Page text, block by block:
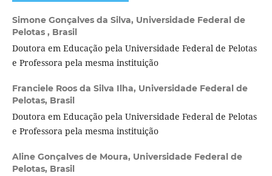
Simone Gonçalves da Silva, Universidade Federal de
Pelotas , Brasil
Doutora em Educação pela Universidade Federal de Pelotas
e Professora pela mesma instituição
Franciele Roos da Silva Ilha, Universidade Federal de
Pelotas, Brasil
Doutora em Educação pela Universidade Federal de Pelotas
e Professora pela mesma instituição
Aline Gonçalves de Moura, Universidade Federal de
Pelotas, Brasil